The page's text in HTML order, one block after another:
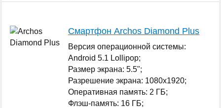
Смартфон Archos Diamond Plus
Версия операционной системы:
Android 5.1 Lollipop;
Размер экрана: 5.5";
Разрешение экрана: 1080x1920;
Оперативная память: 2 ГБ;
Флэш-память: 16 ГБ;